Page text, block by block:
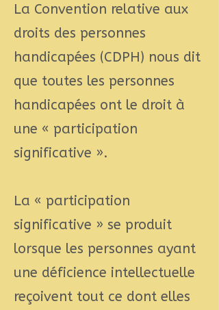
La Convention relative aux
droits des personnes
handicapées (CDPH) nous dit
que toutes les personnes
handicapées ont le droit à
une « participation
significative ».
La « participation
significative » se produit
lorsque les personnes ayant
une déficience intellectuelle
reçoivent tout ce dont elles